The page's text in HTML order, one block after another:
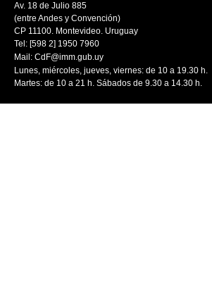
Av. 18 de Julio 885
(entre Andes y Convención)
CP 11100. Montevideo. Uruguay
Tel: [598 2] 1950 7960
Mail: CdF@imm.gub.uy
Lunes, miércoles, jueves, viernes: de 10 a 19.30 h.
Martes: de 10 a 21 h. Sábados de 9.30 a 14.30 h.